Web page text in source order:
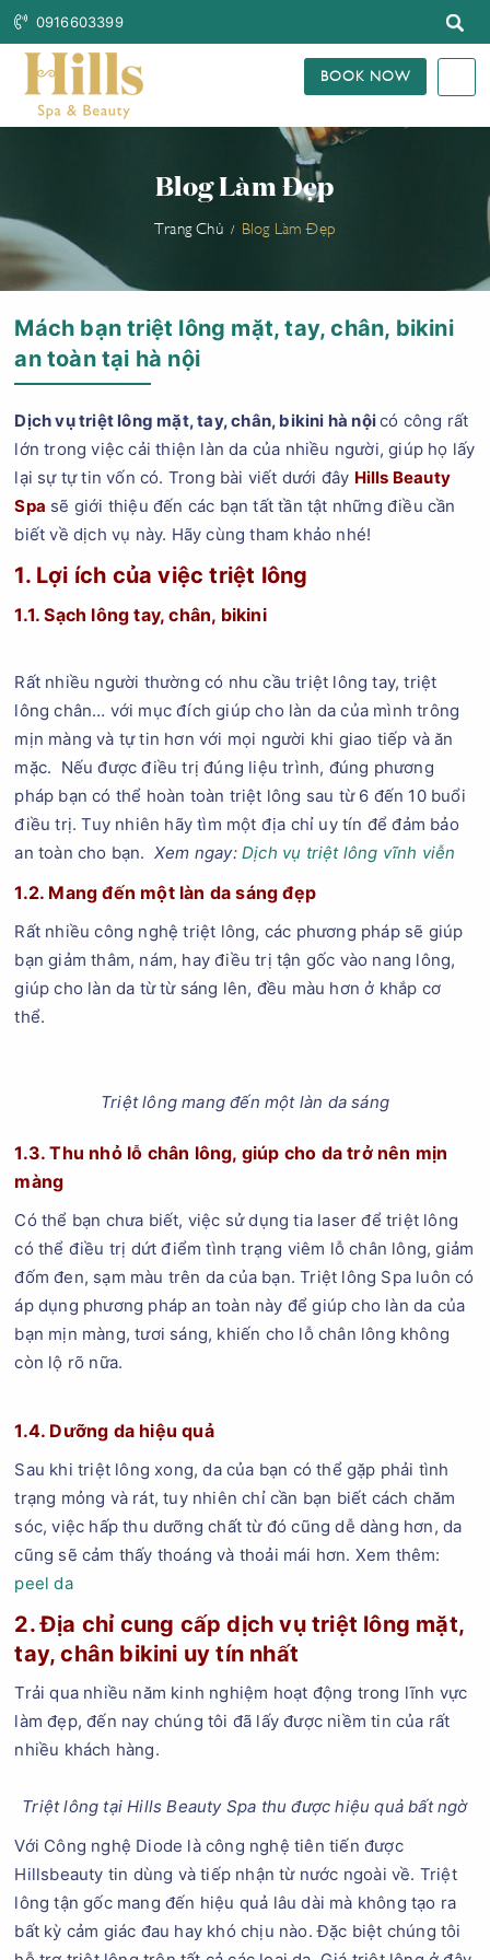
0916603399
BOOK NOW
Blog Làm Đẹp
Trang Chủ Blog Làm Đẹp
Mách bạn triệt lông mặt, tay, chân, bikini
an toàn tại hà nội
Dịch vụ triệt lông mặt, tay, chân, bikini hà nộicó công rất
lớn trong việc cải thiện làn da của nhiều người, giúp họ lấy
lại sự tự tin vốn có. Trong bài viết dưới đây Hills Beauty
Spa sẽ giới thiệu đến các bạn tất tần tật những điều cần
biết về dịch vụ này. Hãy cùng tham khảo nhé!
1. Lợi ích của việc triệt lông
1.1. Sạch lông tay, chân, bikini
Rất nhiều người thường có nhu cầu triệt lông tay, triệt
lông chân… với mục đích giúp cho làn da của mình trông
mịn màng và tự tin hơn với mọi người khi giao tiếp và ăn
mặc. Nếu được điều trị đúng liệu trình, đúng phương
pháp bạn có thể hoàn toàn triệt lông sau từ 6 đến 10 buổi
điều trị. Tuy nhiên hãy tìm một địa chỉ uy tín để đảm bảo
an toàn cho bạn.Xem ngay:Dịch vụ triệt lông vĩnh viễn
1.2. Mang đến một làn da sáng đẹp
Rất nhiều công nghệ triệt lông, các phương pháp sẽ giúp
bạn giảm thâm, nám, hay điều trị tận gốc vào nang lông,
giúp cho làn da từ từ sáng lên, đều màu hơn ở khắp cơ
thể.
Triệt lông mang đến một làn da sáng
1.3. Thu nhỏ lỗ chân lông, giúp cho da trở nên mịn
màng
Có thể bạn chưa biết, việc sử dụng tia laser để triệt lông
có thể điều trị dứt điểm tình trạng viêm lỗ chân lông, giảm
đốm đen, sạm màu trên da của bạn. Triệt lông Spa luôn có
áp dụng phương pháp an toàn này để giúp cho làn da của
bạn mịn màng, tươi sáng, khiến cho lỗ chân lông không
còn lộ rõ nữa.
1.4. Dưỡng da hiệu quả
Sau khi triệt lông xong, da của bạn có thể gặp phải tình
trạng mỏng và rát, tuy nhiên chỉ cần bạn biết cách chăm
sóc, việc hấp thu dưỡng chất từ đó cũng dễ dàng hơn, da
cũng sẽ cảm thấy thoáng và thoải mái hơn. Xem thêm:
peel da
2. Địa chỉ cung cấp dịch vụ triệt lông mặt,
tay, chân bikini uy tín nhất
Trải qua nhiều năm kinh nghiệm hoạt động trong lĩnh vực
làm đẹp, đến nay chúng tôi đã lấy được niềm tin của rất
nhiều khách hàng.
Triệt lông tại Hills Beauty Spa thu được hiệu quả bất ngờ
Với Công nghệ Diode là công nghệ tiên tiến được
Hillsbeauty tin dùng và tiếp nhận từ nước ngoài về. Triệt
lông tận gốc mang đến hiệu quả lâu dài mà không tạo ra
bất kỳ cảm giác đau hay khó chịu nào. Đặc biệt chúng tôi